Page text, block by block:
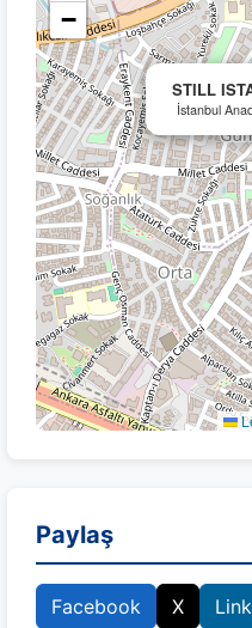
STILL
İstanbul
−
Paylaş
Facebook X